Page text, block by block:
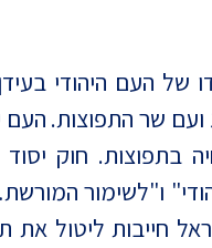
העם היהודי
שר התפוצות. העם
בתפוצות. חוק
ו"לשימור
חייבות ליטול